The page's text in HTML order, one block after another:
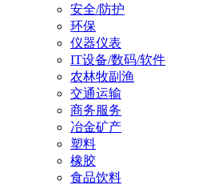
安全/防护
环保
仪器仪表
IT设备/数码/软件
农林牧副渔
交通运输
商务服务
冶金矿产
塑料
橡胶
食品饮料